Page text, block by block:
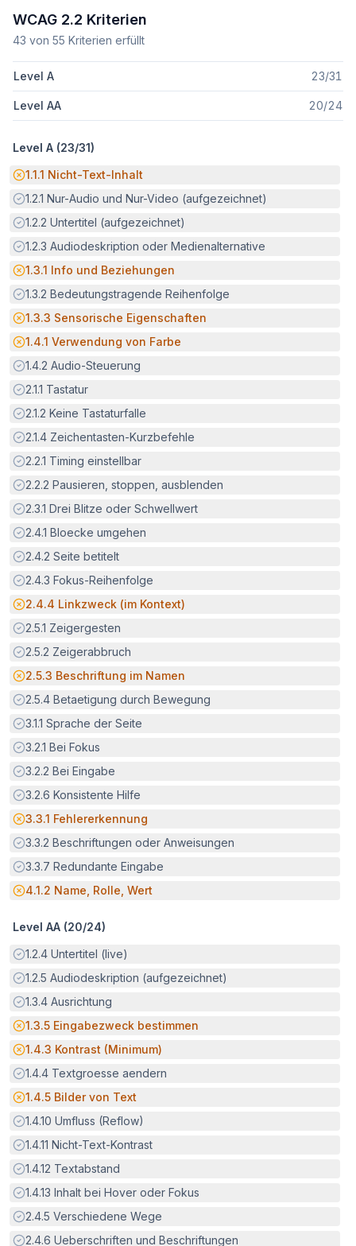
WCAG 2.2 Kriterien
43 von 55 Kriterien erfüllt
Level A 23/31
Level AA 20/24
Level A (23/31)
Potenzielle Barriere:
1.1.1 Nicht-Text-Inhalt
Erfüllt:
1.2.1 Nur-Audio und Nur-Video (aufgezeichnet)
Erfüllt:
1.2.2 Untertitel (aufgezeichnet)
Erfüllt:
1.2.3 Audiodeskription oder Medienalternative
Potenzielle Barriere:
1.3.1 Info und Beziehungen
Erfüllt:
1.3.2 Bedeutungstragende Reihenfolge
Potenzielle Barriere:
1.3.3 Sensorische Eigenschaften
Potenzielle Barriere:
1.4.1 Verwendung von Farbe
Erfüllt:
1.4.2 Audio-Steuerung
Erfüllt:
2.1.1 Tastatur
Erfüllt:
2.1.2 Keine Tastaturfalle
Erfüllt:
2.1.4 Zeichentasten-Kurzbefehle
Erfüllt:
2.2.1 Timing einstellbar
Erfüllt:
2.2.2 Pausieren, stoppen, ausblenden
Erfüllt:
2.3.1 Drei Blitze oder Schwellwert
Erfüllt:
2.4.1 Bloecke umgehen
Erfüllt:
2.4.2 Seite betitelt
Erfüllt:
2.4.3 Fokus-Reihenfolge
Potenzielle Barriere:
2.4.4 Linkzweck (im Kontext)
Erfüllt:
2.5.1 Zeigergesten
Erfüllt:
2.5.2 Zeigerabbruch
Potenzielle Barriere:
2.5.3 Beschriftung im Namen
Erfüllt:
2.5.4 Betaetigung durch Bewegung
Erfüllt:
3.1.1 Sprache der Seite
Erfüllt:
3.2.1 Bei Fokus
Erfüllt:
3.2.2 Bei Eingabe
Erfüllt:
3.2.6 Konsistente Hilfe
Potenzielle Barriere:
3.3.1 Fehlererkennung
Erfüllt:
3.3.2 Beschriftungen oder Anweisungen
Erfüllt:
3.3.7 Redundante Eingabe
Potenzielle Barriere:
4.1.2 Name, Rolle, Wert
Level AA (20/24)
Erfüllt:
1.2.4 Untertitel (live)
Erfüllt:
1.2.5 Audiodeskription (aufgezeichnet)
Erfüllt:
1.3.4 Ausrichtung
Potenzielle Barriere:
1.3.5 Eingabezweck bestimmen
Potenzielle Barriere:
1.4.3 Kontrast (Minimum)
Erfüllt:
1.4.4 Textgroesse aendern
Potenzielle Barriere:
1.4.5 Bilder von Text
Erfüllt:
1.4.10 Umfluss (Reflow)
Erfüllt:
1.4.11 Nicht-Text-Kontrast
Erfüllt:
1.4.12 Textabstand
Erfüllt:
1.4.13 Inhalt bei Hover oder Fokus
Erfüllt:
2.4.5 Verschiedene Wege
Erfüllt:
2.4.6 Ueberschriften und Beschriftungen